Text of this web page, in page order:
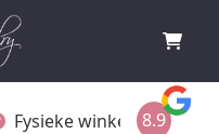
Gratis achteraf betalen
8.9